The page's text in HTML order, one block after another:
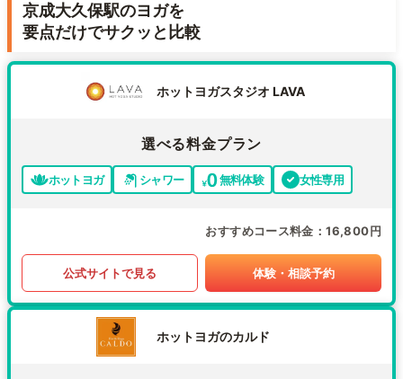
京成大久保駅のヨガを
要点だけでサクッと比較
ホットヨガスタジオ LAVA
選べる料金プラン
ホットヨガ シャワー 無料体験 女性専用
おすすめコース料金 16,800円
公式サイトで見る 体験・相談予約
ホットヨガのカルド